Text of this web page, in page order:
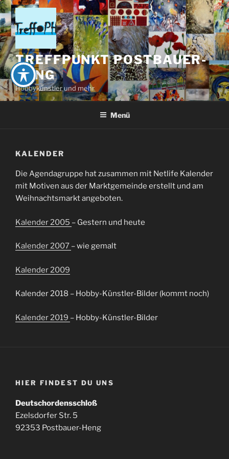
Zum
Inhalt
springen
TREFFPUNKT POSTBAUER-
HENG
Hobbykünstler und mehr
Menü
KALENDER
Die Agendagruppe hat zusammen mit Netlife Kalender
mit Motiven aus der Marktgemeinde erstellt und am
Weihnachtsmarkt angeboten.
Kalender 2005 – Gestern und heute
Kalender 2007 – wie gemalt
Kalender 2009
Kalender 2018 – Hobby-Künstler-Bilder (kommt noch)
Kalender 2019 – Hobby-Künstler-Bilder
HIER FINDEST DU UNS
Deutschordensschloß
Ezelsdorfer Str. 5
92353 Postbauer-Heng